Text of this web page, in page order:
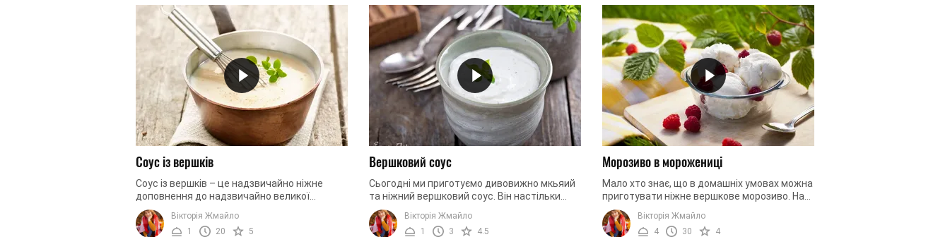
Соус із вершків
Соус із вершків – це надзвичайно ніжне
доповнення до надзвичайно великої
кількості страв. Він вдало гармоніює з
абсолютно всіма стравами з риби. ...
Вікторія Жмайло
1
20 5
Вершковий соус
Сьогодні ми приготуємо дивовижно мкьяий
та ніжний вершковий соус. Він настільки
смачний та універсальний, що чудово
смакує з усіма стравами: і ...
Вікторія Жмайло
1
3 4.5
Морозиво в морожениці
Мало хто знає, що в домашніх умовах можна
приготувати ніжне вершкове морозиво. На
прилавках магазинів зараз важко знайти
десерти з натуральним ...
Вікторія Жмайло
4
30 4